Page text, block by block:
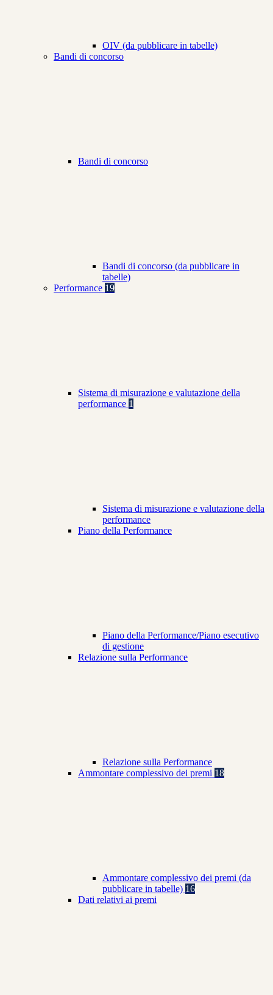
OIV (da pubblicare in tabelle)
Bandi di concorso
Bandi di concorso
Bandi di concorso (da pubblicare in
tabelle)
Performance 19
Sistema di misurazione e valutazione della
performance 1
Sistema di misurazione e valutazione della
performance
Piano della Performance
Piano della Performance/Piano esecutivo
di gestione
Relazione sulla Performance
Relazione sulla Performance
Ammontare complessivo dei premi 18
Ammontare complessivo dei premi (da
pubblicare in tabelle) 16
Dati relativi ai premi